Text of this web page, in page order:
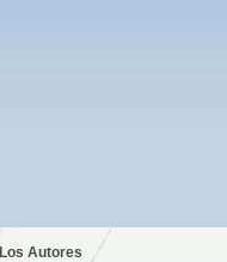
Los Autores